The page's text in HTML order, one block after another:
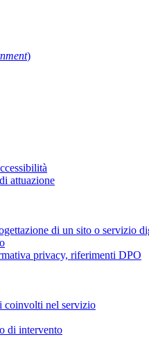
)
attuazione
di un sito o servizio
privacy, riferimenti DPO
coinvolti nel servizio
di intervento